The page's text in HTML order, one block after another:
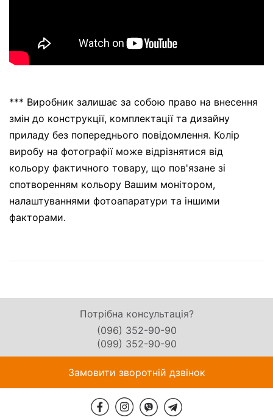
*** Виробник залишає за собою право на внесення
змін до конструкції, комплектації та дизайну
приладу без попереднього повідомлення. Колір
виробу на фотографії може відрізнятися від
кольору фактичного товару, що пов'язане зі
спотворенням кольору Вашим монітором,
налаштуваннями фотоапаратури та іншими
факторами.
Потрібна консультація?
(096) 352-90-90
(099) 352-90-90
Замовити зворотній дзвінок